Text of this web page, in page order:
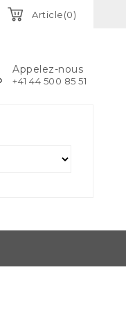
Article(0)
Appelez-nous
+41 44 500 85 51